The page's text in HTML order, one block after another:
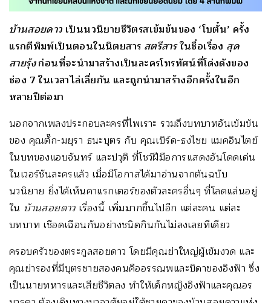
บ้านสอยดาว เป็นนวนิยายชีวิตรสเข้มข้นของ ‘โบตั๋น’ ครั้ง
แรกตีพิมพ์เป็นตอนในนิตยสาร สตรีสารในชื่อเรื่อง สุด
สายรุ้งก่อนที่จะนำมาสร้างเป็นละครโทรทัศน์ที่โด่งดังของ
ช่อง 7 ในเวลาไล่เลี่ยกัน และถูกนำมาสร้างอีกครั้งในอีก
หลายปีต่อมา
นอกจากเพลงประกอบละครที่ไพเราะ รวมถึงบทบาทอันเข้มข้น
ของ คุณตั๊ก-มยุรา ธนะบุตร กับ คุณเบิร์ด-ธงไชย แมคอินไตย์
ในบทของแอบจันทร์ และปวุติ ที่โชว์ฝีมือการแสดงอันโดดเด่น
ในเวอร์ชันละครแล้ว เมื่อมีโอกาสได้มาอ่านจากต้นฉบับ
นวนิยาย ยิ่งได้เห็นคาแรกเตอร์ของตัวละครอื่นๆ ที่โลดแล่นอยู่
ใน บ้านสอยดาวเรื่องนี้ เพิ่มมากขึ้นไปอีก แต่ละคน แต่ละ
บทบาท เชือดเฉือนกันอย่างชนิดกินกันไม่ลงเลยทีเดียว
ครอบครัวของตระกูลสอยดาว โดยมีคุณย่าใหญ่ผู้เข้มงวด และ
คุณย่ารองที่มีบุตรชายสองคนคืออรรณพและบิดาของอิงฟ้า ซึ่ง
เป็นนายทหารและเสียชีวิตลง ทำให้เด็กหญิงอิงฟ้าและคุณอร